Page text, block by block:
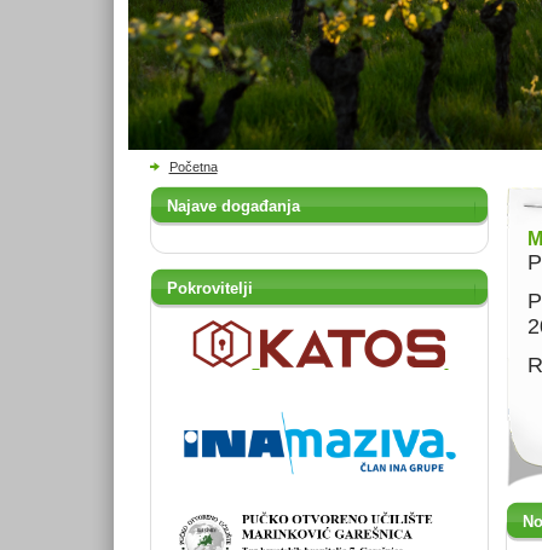
Početna
Najave događanja
Pokrovitelji